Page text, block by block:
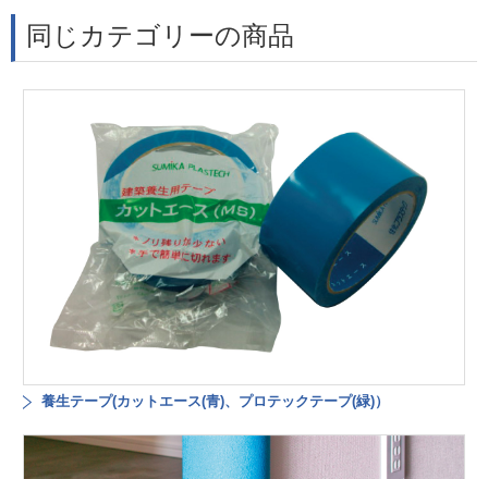
同じカテゴリーの商品
養生テープ(カットエース(青)、プロテックテープ(緑)）